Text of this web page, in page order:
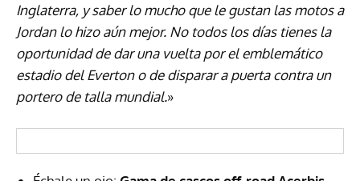
Inglaterra, y saber lo mucho que le gustan las motos a
Jordan lo hizo aún mejor. No todos los días tienes la
oportunidad de dar una vuelta por el emblemático
estadio del Everton o de disparar a puerta contra un
portero de talla mundial.»